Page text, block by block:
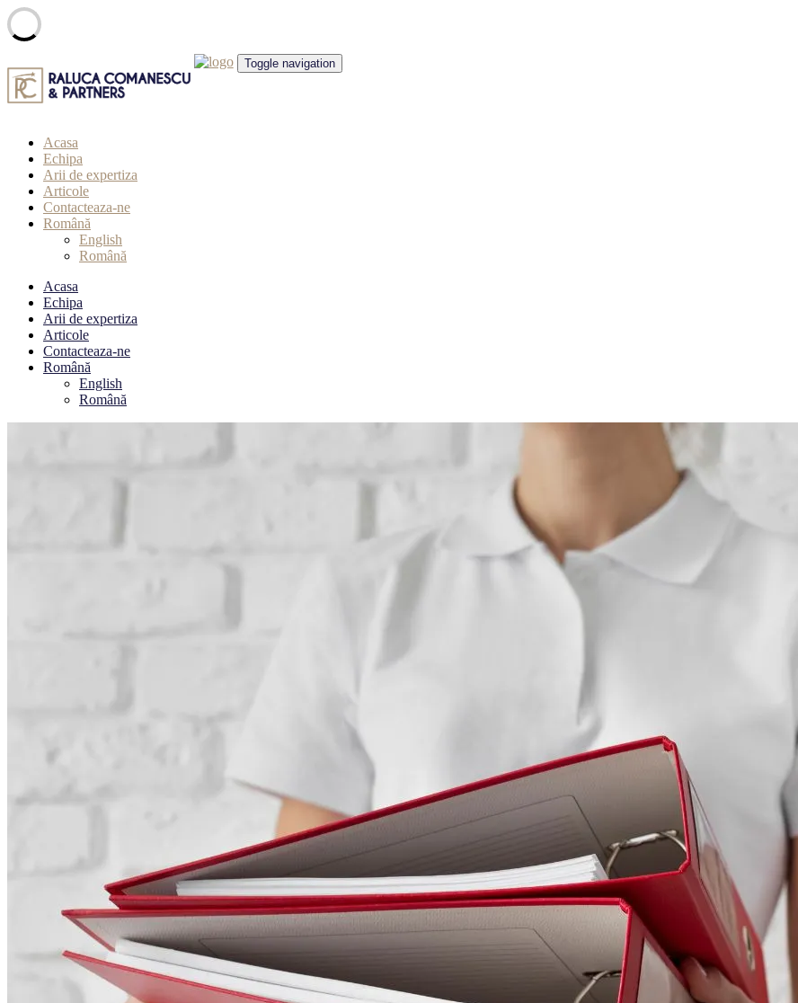
to
content
Toggle navigation
Acasa
Echipa
Arii de expertiza
Articole
Contacteaza-ne
Română
English
Română
Acasa
Echipa
Arii de expertiza
Articole
Contacteaza-ne
Română
English
Română